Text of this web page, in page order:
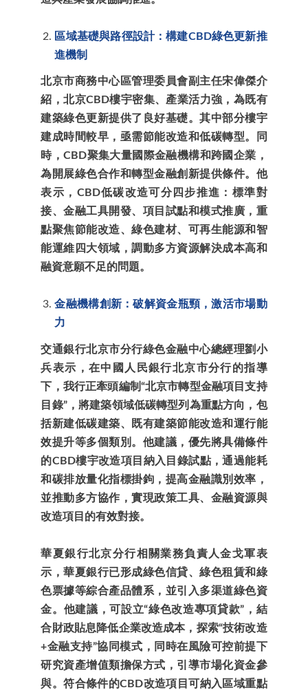
區域基礎與路徑設計：構建CBD綠色更新推
進機制
北京市商務中心區管理委員會副主任宋偉傑介
紹，北京CBD樓宇密集、產業活力強，為既有
建築綠色更新提供了良好基礎。其中部分樓宇
建成時間較早，亟需節能改造和低碳轉型。同
時，CBD聚集大量國際金融機構和跨國企業，
為開展綠色合作和轉型金融創新提供條件。他
表示，CBD低碳改造可分四步推進：標準對
接、金融工具開發、項目試點和模式推廣，重
點聚焦節能改造、綠色建材、可再生能源和智
能運維四大領域，調動多方資源解決成本高和
融資意願不足的問題。
金融機構創新：破解資金瓶頸，激活市場動
力
交通銀行北京市分行綠色金融中心總經理劉小
兵表示，在中國人民銀行北京市分行的指導
下，我行正牽頭編制“北京市轉型金融項目支持
目錄”，將建築領域低碳轉型列為重點方向，包
括新建低碳建築、既有建築節能改造和運行能
效提升等多個類別。他建議，優先將具備條件
的CBD樓宇改造項目納入目錄試點，通過能耗
和碳排放量化指標掛鉤，提高金融識別效率，
並推動多方協作，實現政策工具、金融資源與
改造項目的有效對接。
華夏銀行北京分行相關業務負責人金戈軍表
示，華夏銀行已形成綠色信貸、綠色租賃和綠
色票據等綜合產品體系，並引入多渠道綠色資
金。他建議，可設立“綠色改造專項貸款”，結
合財政貼息降低企業改造成本，探索“技術改造
+金融支持”協同模式，同時在風險可控前提下
研究資產增值類擔保方式，引導市場化資金參
與。符合條件的CBD改造項目可納入區域重點